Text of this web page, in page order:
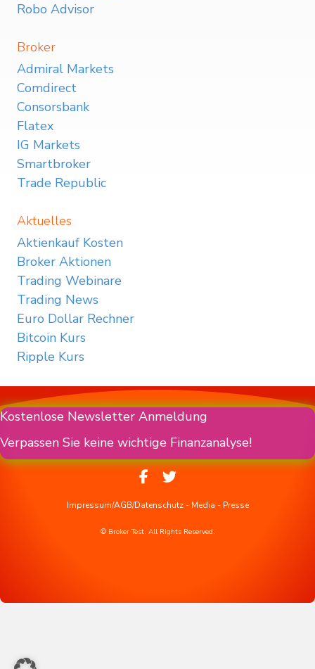
Robo Advisor
Broker
Admiral Markets
Comdirect
Consorsbank
Flatex
IG Markets
Smartbroker
Trade Republic
Aktuelles
Aktienkauf Kosten
Broker Aktionen
Trading Webinare
Trading News
Euro Dollar Rechner
Bitcoin Kurs
Ripple Kurs
Kostenlose Newsletter Anmeldung
Verpassen Sie keine wichtige Finanzanalyse!
Impressum/AGB/Datenschutz- Media - Presse
© Broker Test. All Rights Reserved.